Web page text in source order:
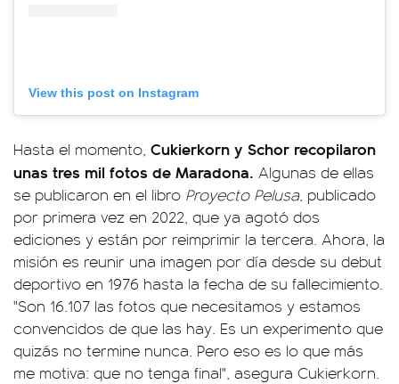
View this post on Instagram
Hasta el momento, Cukierkorn y Schor recopilaron
unas tres mil fotos de Maradona. Algunas de ellas
se publicaron en el libro Proyecto Pelusa, publicado
por primera vez en 2022, que ya agotó dos
ediciones y están por reimprimir la tercera. Ahora, la
misión es reunir una imagen por día desde su debut
deportivo en 1976 hasta la fecha de su fallecimiento.
"Son 16.107 las fotos que necesitamos y estamos
convencidos de que las hay. Es un experimento que
quizás no termine nunca. Pero eso es lo que más
me motiva: que no tenga final", asegura Cukierkorn.